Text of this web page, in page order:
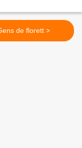
Gens de florett >